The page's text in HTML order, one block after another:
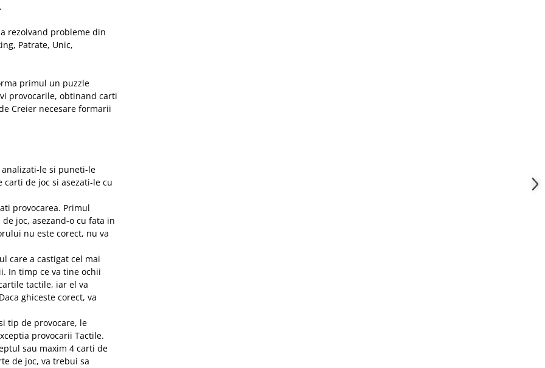
rezolvand probleme din
Patrate, Unic,
primul un puzzle
provocarile, obtinand carti
Creier necesare formarii
le si puneti-le
de joc si asezati-le cu
provocarea. Primul
joc, asezand-o cu fata in
nu este corect, nu va
care a castigat cel mai
In timp ce va tine ochii
tactile, iar el va
ghiceste corect, va
tip de provocare, le
provocarii Tactile.
sau maxim 4 carti de
de joc, va trebui sa